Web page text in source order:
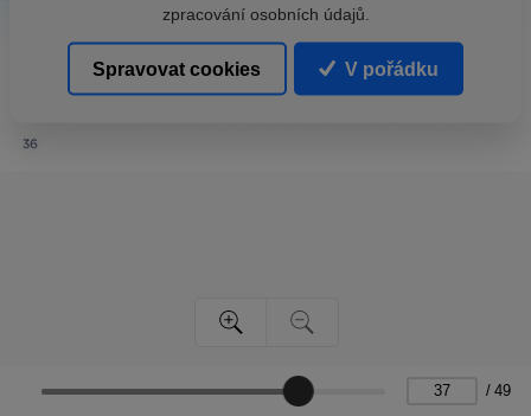
/ 49
zpracování osobních údajů.
Spravovat cookies V pořádku